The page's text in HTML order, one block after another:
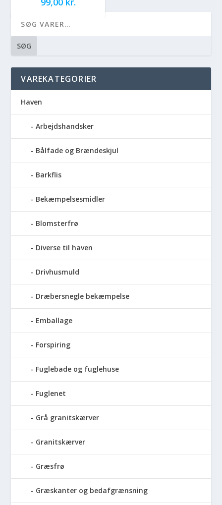
SØG
VAREKATEGORIER
Haven
Arbejdshandsker
Bålfade og Brændeskjul
Barkflis
Bekæmpelsesmidler
Blomsterfrø
Diverse til haven
Drivhusmuld
Dræbersnegle bekæmpelse
Emballage
Forspiring
Fuglebade og fuglehuse
Fuglenet
Grå granitskærver
Granitskærver
Græsfrø
Græskanter og bedafgrænsning